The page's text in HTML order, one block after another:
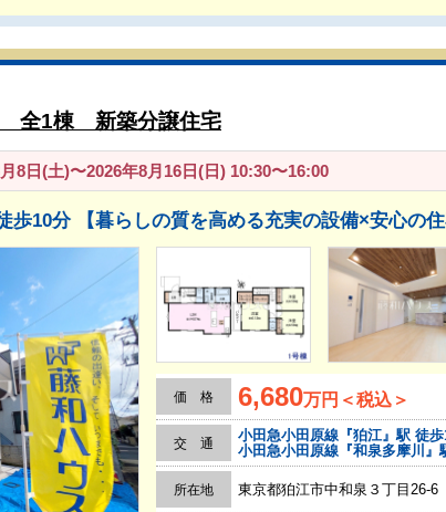
全1棟 新築分譲住宅
8日(土)〜2026年8月16日(日) 10:30〜16:00
価 格 6,680万円＜税込＞
交 通
小田急小田原線『狛江』駅 徒
小田急小田原線『和泉多摩川』
所在地 東京都狛江市中和泉３丁目26-6